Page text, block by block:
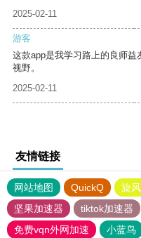
2025-02-11
游客
这款app是我学习路上的良师
视野。
2025-02-11
友情链接
网站地图 QuickQ 旋
坚果加速器
tiktok加速器
免费vqn外网加速
小蓝鸟